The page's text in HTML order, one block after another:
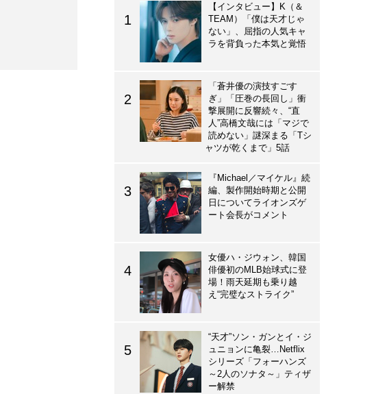
【インタビュー】K（＆
TEAM）「僕は天才じゃ
ない」、屈指の人気キャ
ラを背負った本気と覚悟
「蒼井優の演技すごす
ぎ」「圧巻の長回し」衝
撃展開に反響続々、“直
人”高橋文哉には「マジで
読めない」謎深まる「Tシ
ャツが乾くまで」5話
『Michael／マイケル』続
編、製作開始時期と公開
日についてライオンズゲ
ート会長がコメント
女優ハ・ジウォン、韓国
俳優初のMLB始球式に登
場！雨天延期も乗り越
え“完璧なストライク”
“天才”ソン・ガンとイ・ジ
ュニョンに亀裂…Netflix
シリーズ「フォーハンズ
～2人のソナタ～」ティザ
ー解禁